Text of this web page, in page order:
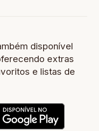
disponível
extras
e listas de